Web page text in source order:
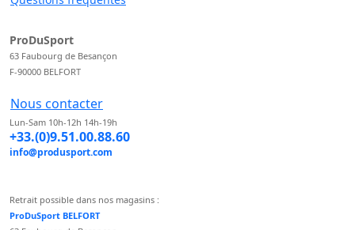
ProDuSport
63 Faubourg de Besançon
F-90000 BELFORT
Nous contacter
Lun-Sam 10h-12h 14h-19h
+33.(0)9.51.00.88.60
info@produsport.com
Retrait possible dans nos magasins :
ProDuSport BELFORT